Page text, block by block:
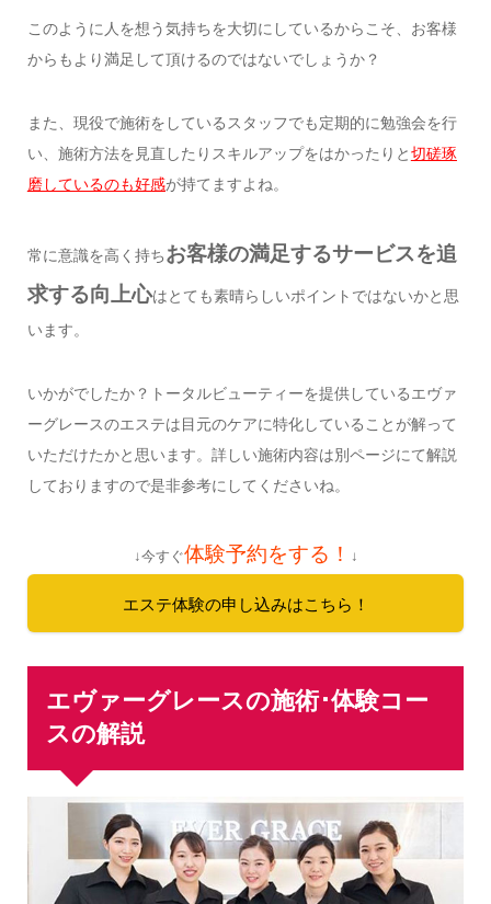
このように人を想う気持ちを大切にしているからこそ、お客様
からもより満足して頂けるのではないでしょうか？
また、現役で施術をしているスタッフでも定期的に勉強会を行
い、施術方法を見直したりスキルアップをはかったりと切磋琢
磨しているのも好感が持てますよね。
常に意識を高く持ちお客様の満足するサービスを追
求する向上心はとても素晴らしいポイントではないかと思
います。
いかがでしたか？トータルビューティーを提供しているエヴァ
ーグレースのエステは目元のケアに特化していることが解って
いただけたかと思います。詳しい施術内容は別ページにて解説
しておりますので是非参考にしてくださいね。
↓今すぐ体験予約をする！ ↓
エステ体験の申し込みはこちら！
エヴァーグレースの施術･体験コー
スの解説